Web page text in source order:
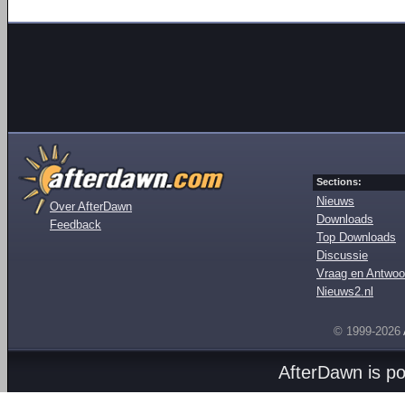
Over AfterDawn
Feedback
Sections:
Nieuws
Downloads
Top Downloads
Discussie
Vraag en
Nieuws2.nl
© 1999-2026
AfterDawn is